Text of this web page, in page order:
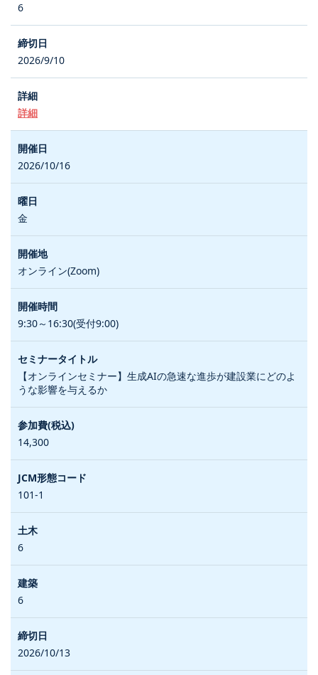
6
2026/9/10
詳細
2026/10/16
金
オンライン(Zoom)
9:30～16:30(受付9:00)
【オンラインセミナー】生成AIの急速な進歩が建設業にどのよ
うな影響を与えるか
14,300
101-1
6
6
2026/10/13